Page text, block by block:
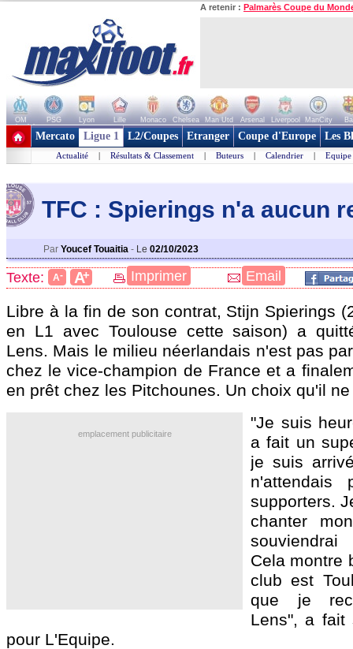
A retenir : Palmarès Coupe du
OM PSG Lyon Lille Monaco Chelsea Man Utd Arsenal Liverpool ManCity
+ de clubs
Mercato Ligue 1 L2/Coupes Etranger Coupe d'Europe Les
Actualité | Résultats & Classement | Buteurs | Calendrier | Equipe
TFC : Spierings n'a aucun
Par Youcef Touaitia - Le 02/10/2023
Texte: A- A+ Imprimer Email
Libre à la fin de son contrat, Stijn Spierings
en L1 avec Toulouse cette saison) a
Lens. Mais le milieu néerlandais n'est pas
chez le vice-champion de France et a
en prêt chez les Pitchounes. Un choix qu'il
emplacement publicitaire
"Je suis
a fait un
je suis
supporters.
chanter
Cela montre
club est
que je
Lens", a fait
pour L'Equipe.